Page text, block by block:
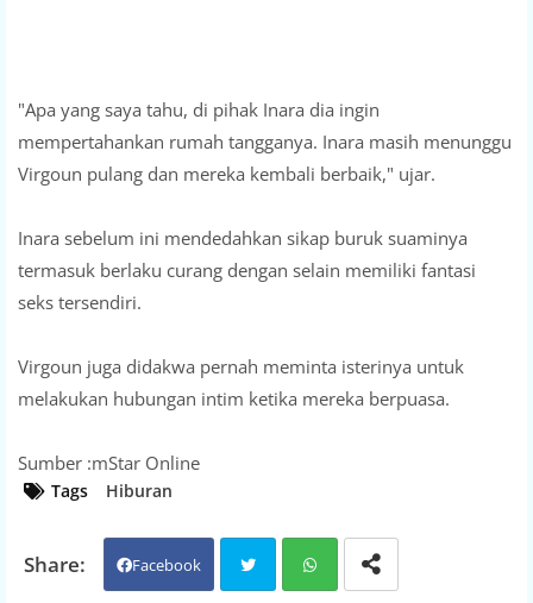
"Apa yang saya tahu, di pihak Inara dia ingin
mempertahankan rumah tangganya. Inara masih menunggu
Virgoun pulang dan mereka kembali berbaik," ujar.
Inara sebelum ini mendedahkan sikap buruk suaminya
termasuk berlaku curang dengan selain memiliki fantasi
seks tersendiri.
Virgoun juga didakwa pernah meminta isterinya untuk
melakukan hubungan intim ketika mereka berpuasa.
Sumber :mStar Online
Tags Hiburan
Facebook